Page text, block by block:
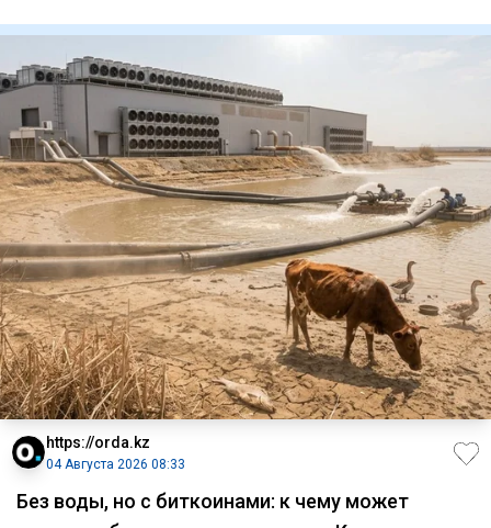
https://orda.kz
04 Августа 2026 08:33
Без воды, но с биткоинами: к чему может